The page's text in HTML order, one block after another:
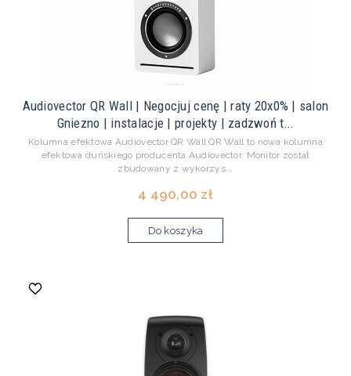
Audiovector QR Wall | Negocjuj cenę | raty 20x0% | salon
Gniezno | instalacje | projekty | zadzwoń t...
Kolumna efektowa Audiovector QR Wall QR Wall to nowa kolumna
efektowa duńskiego producenta Audiovector. Monitor został
zbudowany z wykorzys...
4 490,00 zł
Do koszyka